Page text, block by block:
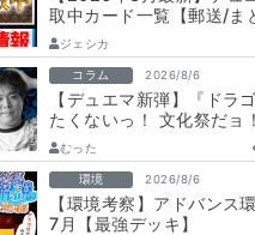
取中カード一覧【郵送/ま
取表/相場/金トレジャー】
ジェシカ
コラム 2026/8/6
【デュエマ新弾】『ドラ
たくないっ！ 文化祭だョ
ドラ娘100％パック』注
め…
むった
環境 2026/8/6
【環境考察】アドバンス
7月【最強デッキ】